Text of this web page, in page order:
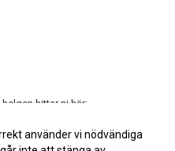
hittar ni här:
använder vi nödvändiga